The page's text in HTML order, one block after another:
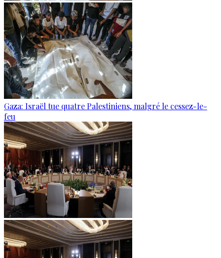
Gaza: Israël tue quatre Palestiniens, malgré le cessez-le-
feu